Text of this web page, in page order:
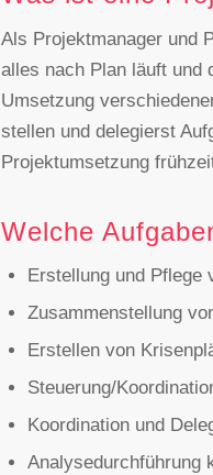
Als Projektmanager und
alles nach Plan läuft und
Umsetzung
stellen und delegierst
Projektumsetzung
Welche
Erstellung und Pflege
Zusammenstellung
Erstellen von
Steuerung/
Koordination und
Analysedurchführung